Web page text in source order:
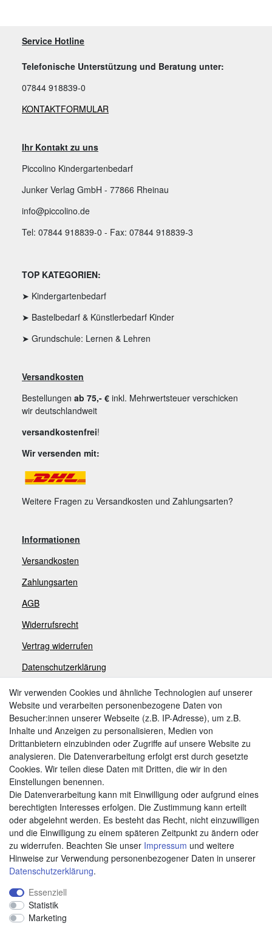
Service Hotline
Telefonische Unterstützung und Beratung unter:
07844 918839-0
KONTAKTFORMULAR
Ihr Kontakt zu uns
Piccolino Kindergartenbedarf
Junker Verlag GmbH - 77866 Rheinau
info@piccolino.de
Tel: 07844 918839-0 - Fax: 07844 918839-3
TOP KATEGORIEN:
➤ Kindergartenbedarf
➤ Bastelbedarf & Künstlerbedarf Kinder
➤ Grundschule: Lernen & Lehren
Versandkosten
Bestellungen ab 75,- € inkl. Mehrwertsteuer verschicken
wir deutschlandweit
versandkostenfrei!
Wir versenden mit:
Weitere Fragen zu Versandkosten und Zahlungsarten?
Informationen
Versandkosten
Zahlungsarten
AGB
Widerrufsrecht
Vertrag widerrufen
Datenschutzerklärung
Impressum
Zahlungsarten
Weitere Zahlungsarten:
Kauf auf Rechnung
Vorkasse
Hier sind wir
Wir verwenden Cookies und ähnliche Technologien auf unserer
Website und verarbeiten personenbezogene Daten von
Besucher:innen unserer Webseite (z.B. IP-Adresse), um z.B.
Inhalte und Anzeigen zu personalisieren, Medien von
Drittanbietern einzubinden oder Zugriffe auf unsere Website zu
analysieren. Die Datenverarbeitung erfolgt erst durch gesetzte
Cookies. Wir teilen diese Daten mit Dritten, die wir in den
Einstellungen benennen.
Die Datenverarbeitung kann mit Einwilligung oder aufgrund eines
berechtigten Interesses erfolgen. Die Zustimmung kann erteilt
oder abgelehnt werden. Es besteht das Recht, nicht einzuwilligen
und die Einwilligung zu einem späteren Zeitpunkt zu ändern oder
zu widerrufen. Beachten Sie unser Impressum und weitere
Hinweise zur Verwendung personenbezogener Daten in unserer
Daten­schutz­erklärung.
Essenziell
Statistik
Marketing